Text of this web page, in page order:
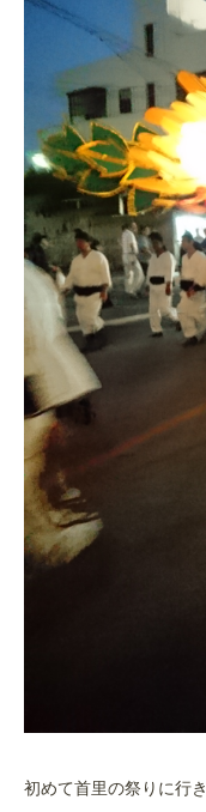
初めて首里の祭りに行